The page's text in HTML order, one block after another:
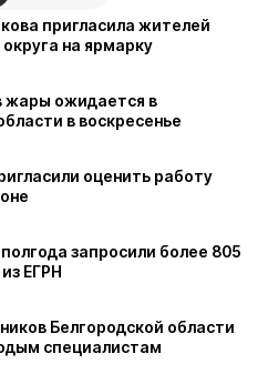
пригласила жителей
на ярмарку
жары ожидается в
в воскресенье
оценить работу
запросили более 805
ЕГРН
Белгородской области
специалистам